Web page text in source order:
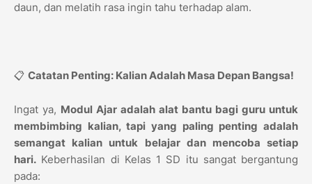
daun, dan melatih rasa ingin tahu terhadap alam.
📋 Catatan Penting: Kalian Adalah Masa Depan Bangsa!
Ingat ya, Modul Ajar adalah alat bantu bagi guru untuk
membimbing kalian, tapi yang paling penting adalah
semangat kalian untuk belajar dan mencoba setiap
hari. Keberhasilan di Kelas 1 SD itu sangat bergantung
pada: